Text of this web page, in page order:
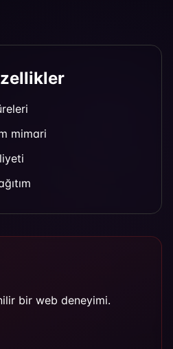
mimari
bir web deneyimi.